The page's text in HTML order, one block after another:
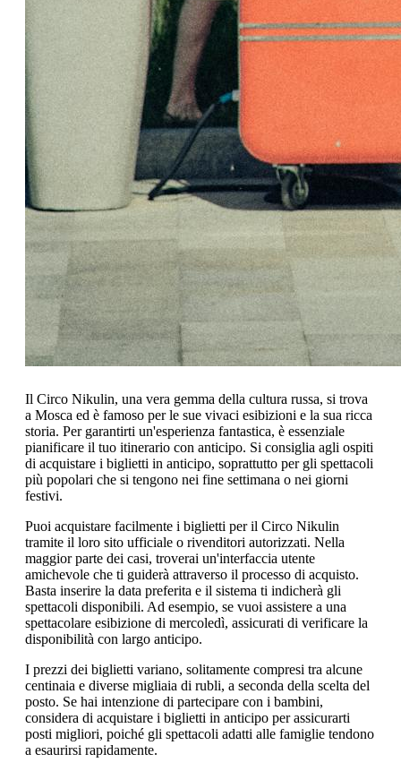
Il Circo Nikulin, una vera gemma della cultura russa, si trova
a Mosca ed è famoso per le sue vivaci esibizioni e la sua ricca
storia. Per garantirti un'esperienza fantastica, è essenziale
pianificare il tuo itinerario con anticipo. Si consiglia agli ospiti
di acquistare i biglietti in anticipo, soprattutto per gli spettacoli
più popolari che si tengono nei fine settimana o nei giorni
festivi.
Puoi acquistare facilmente i biglietti per il Circo Nikulin
tramite il loro sito ufficiale o rivenditori autorizzati. Nella
maggior parte dei casi, troverai un'interfaccia utente
amichevole che ti guiderà attraverso il processo di acquisto.
Basta inserire la data preferita e il sistema ti indicherà gli
spettacoli disponibili. Ad esempio, se vuoi assistere a una
spettacolare esibizione di mercoledì, assicurati di verificare la
disponibilità con largo anticipo.
I prezzi dei biglietti variano, solitamente compresi tra alcune
centinaia e diverse migliaia di rubli, a seconda della scelta del
posto. Se hai intenzione di partecipare con i bambini,
considera di acquistare i biglietti in anticipo per assicurarti
posti migliori, poiché gli spettacoli adatti alle famiglie tendono
a esaurirsi rapidamente.